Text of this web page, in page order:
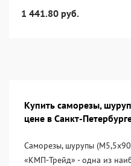
1 441.80 руб.
Купить саморезы,
цене в Санкт-
Саморезы, шурупы
«KМП-Трейд» - одна из